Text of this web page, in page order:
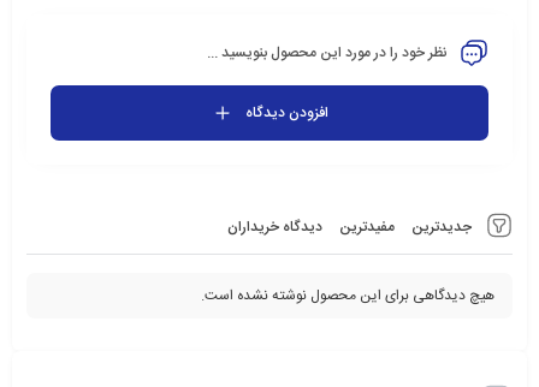
جدیدترین مفیدترین دیدگاه خریداران
هیچ دیدگاهی برای این محصول نوشته نشده است.
نظر خود را در مورد این محصول بنویسید ...
افزودن دیدگاه